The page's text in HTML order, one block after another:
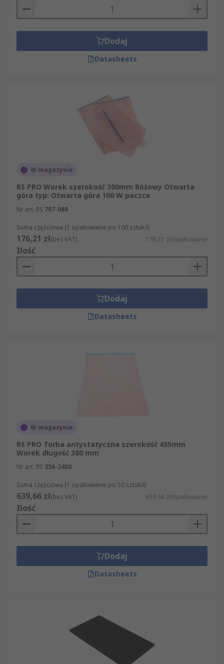
Dodaj
Datasheets
W magazynie
RS PRO Worek szerokość 300mm Różowy Otwarta
góra typ: Otwarta góra 100 W paczce
Nr art. RS 707-088
Suma częściowa (1 opakowanie po 100 sztuk/i)
176,21 zł(bez VAT) 176,21 zł/opakowanie
Ilość
Dodaj
Datasheets
W magazynie
RS PRO Torba antystatyczna szerokość 435mm
Worek długość 380 mm
Nr art. RS 356-2400
Suma częściowa (1 opakowanie po 50 sztuk/i)
639,66 zł(bez VAT) 639,66 zł/opakowanie
Ilość
Dodaj
Datasheets